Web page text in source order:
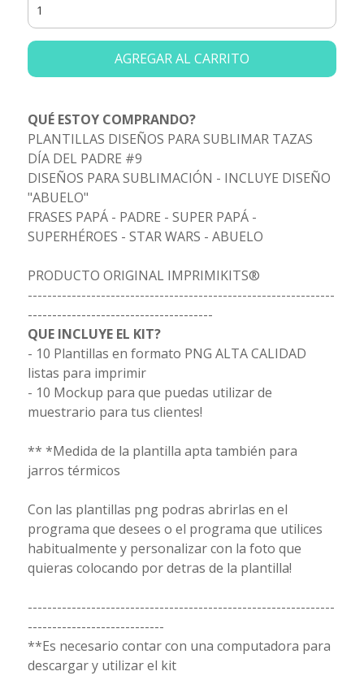
AGREGAR AL CARRITO
QUÉ ESTOY COMPRANDO?
PLANTILLAS DISEÑOS PARA SUBLIMAR TAZAS
DÍA DEL PADRE #9
DISEÑOS PARA SUBLIMACIÓN - INCLUYE DISEÑO
"ABUELO"
FRASES PAPÁ - PADRE - SUPER PAPÁ -
SUPERHÉROES - STAR WARS - ABUELO
PRODUCTO ORIGINAL IMPRIMIKITS®
---------------------------------------------------------------
--------------------------------------
QUE INCLUYE EL KIT?
- 10 Plantillas en formato PNG ALTA CALIDAD
listas para imprimir
- 10 Mockup para que puedas utilizar de
muestrario para tus clientes!
** *Medida de la plantilla apta también para
jarros térmicos
Con las plantillas png podras abrirlas en el
programa que desees o el programa que utilices
habitualmente y personalizar con la foto que
quieras colocando por detras de la plantilla!
---------------------------------------------------------------
----------------------------
**Es necesario contar con una computadora para
descargar y utilizar el kit